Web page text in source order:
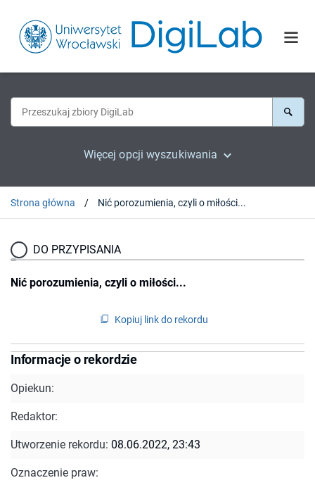
Więcej opcji wyszukiwania
Strona główna Nić porozumienia, czyli o miłości...
DO PRZYPISANIA
Nić porozumienia, czyli o miłości...
Kopiuj link do rekordu
Informacje o rekordzie
Opiekun:
Redaktor:
Utworzenie rekordu: 08.06.2022, 23:43
Oznaczenie praw: